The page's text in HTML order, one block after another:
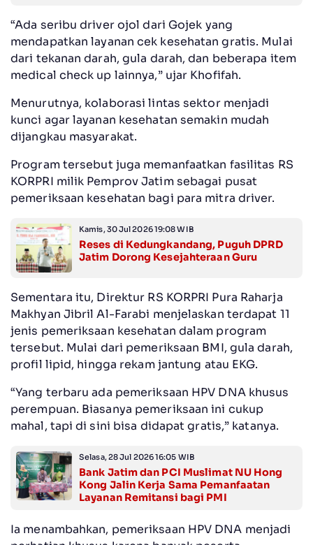
“Ada seribu driver ojol dari Gojek yang
mendapatkan layanan cek kesehatan gratis. Mulai
dari tekanan darah, gula darah, dan beberapa item
medical check up lainnya,” ujar Khofifah.
Menurutnya, kolaborasi lintas sektor menjadi
kunci agar layanan kesehatan semakin mudah
dijangkau masyarakat.
Program tersebut juga memanfaatkan fasilitas RS
KORPRI milik Pemprov Jatim sebagai pusat
pemeriksaan kesehatan bagi para mitra driver.
Kamis, 30 Jul 2026 19:08 WIB
Reses di Kedungkandang, Puguh DPRD
Jatim Dorong Kesejahteraan Guru
Sementara itu, Direktur RS KORPRI Pura Raharja
Makhyan Jibril Al-Farabi menjelaskan terdapat 11
jenis pemeriksaan kesehatan dalam program
tersebut. Mulai dari pemeriksaan BMI, gula darah,
profil lipid, hingga rekam jantung atau EKG.
“Yang terbaru ada pemeriksaan HPV DNA khusus
perempuan. Biasanya pemeriksaan ini cukup
mahal, tapi di sini bisa didapat gratis,” katanya.
Selasa, 28 Jul 2026 16:05 WIB
Bank Jatim dan PCI Muslimat NU Hong
Kong Jalin Kerja Sama Pemanfaatan
Layanan Remitansi bagi PMI
Ia menambahkan, pemeriksaan HPV DNA menjadi